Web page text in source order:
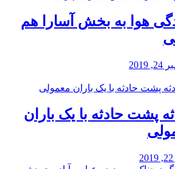
هوا به بخش آسارا هم
پشت حادثه با یک باران